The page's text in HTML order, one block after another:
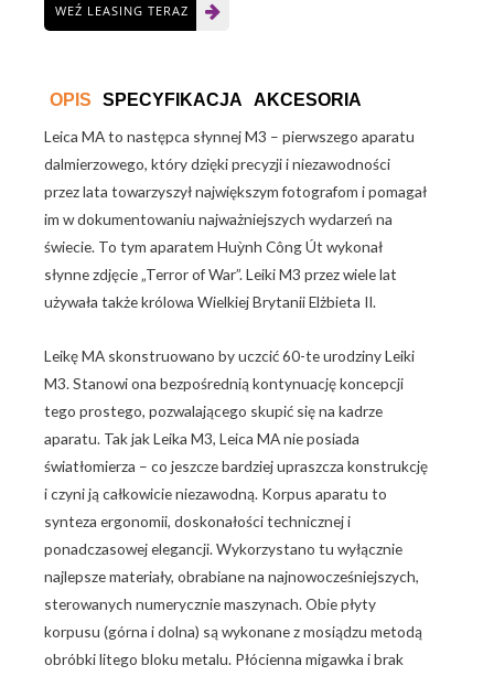
WEŹ LEASING TERAZ
OPIS SPECYFIKACJA
AKCESORIA
Leica MA to następca słynnej M3 – pierwszego aparatu
dalmierzowego, który dzięki precyzji i niezawodności
przez lata towarzyszył największym fotografom i pomagał
im w dokumentowaniu najważniejszych wydarzeń na
świecie. To tym aparatem Huỳnh Công Út wykonał
słynne zdjęcie „Terror of War”. Leiki M3 przez wiele lat
używała także królowa Wielkiej Brytanii Elżbieta II.
Leikę MA skonstruowano by uczcić 60-te urodziny Leiki
M3. Stanowi ona bezpośrednią kontynuację koncepcji
tego prostego, pozwalającego skupić się na kadrze
aparatu. Tak jak Leika M3, Leica MA nie posiada
światłomierza – co jeszcze bardziej upraszcza konstrukcję
i czyni ją całkowicie niezawodną. Korpus aparatu to
synteza ergonomii, doskonałości technicznej i
ponadczasowej elegancji. Wykorzystano tu wyłącznie
najlepsze materiały, obrabiane na najnowocześniejszych,
sterowanych numerycznie maszynach. Obie płyty
korpusu (górna i dolna) są wykonane z mosiądzu metodą
obróbki litego bloku metalu. Płócienna migawka i brak